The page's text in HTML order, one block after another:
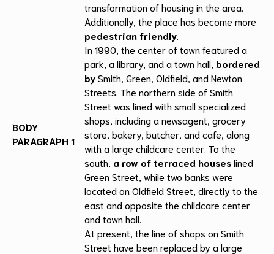
transformation of housing in the area.
Additionally, the place has become more
pedestrian friendly
BODY
PARAGRAPH 1
In 1990, the center of town featured a
park, a library, and a town hall, bordered
bySmith, Green, Oldfield, and Newton
Streets. The northern side of Smith
Street was lined with small specialized
shops, including a newsagent, grocery
store, bakery, butcher, and cafe, along
with a large childcare center. To the
south, a row of terraced houseslined
Green Street, while two banks were
located on Oldfield Street, directly to the
east and opposite the childcare center
and town hall.
At present, the line of shops on Smith
Street have been replaced by a large